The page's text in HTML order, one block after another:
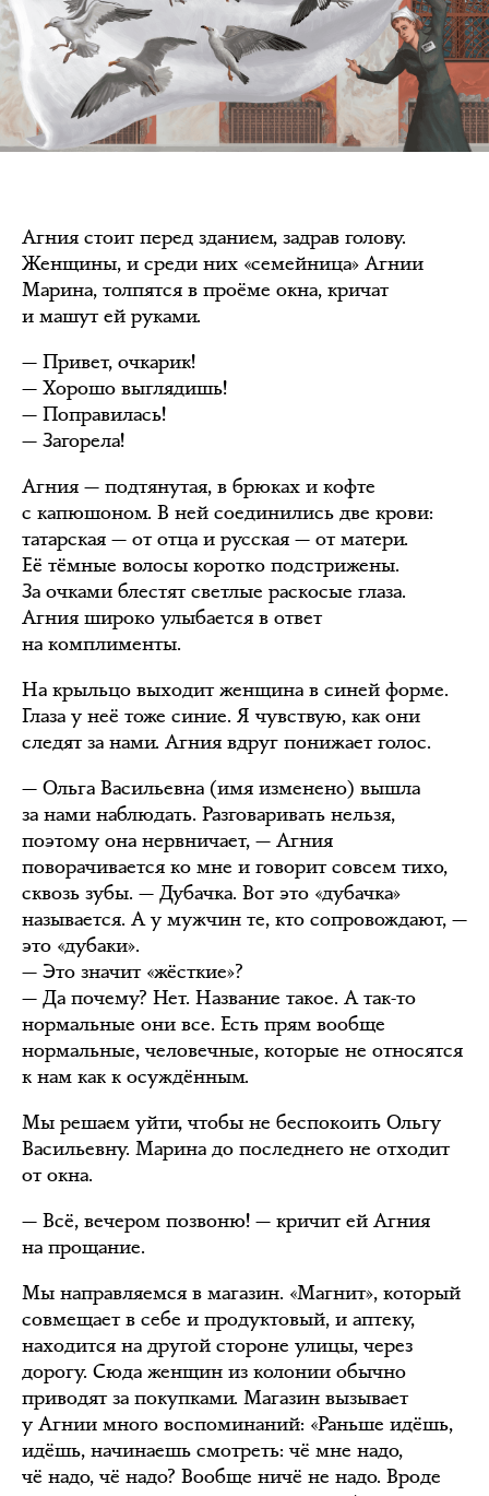
Агния стоит перед зданием, задрав голову.
Женщины, и среди них «семейница» Агнии
Марина, толпятся в проёме окна, кричат
и машут ей руками.
— Привет, очкарик!
— Хорошо выглядишь!
— Поправилась!
— Загорела!
Агния — подтянутая, в брюках и кофте
с капюшоном. В ней соединились две крови:
татарская — от отца и русская — от матери.
Её тёмные волосы коротко подстрижены.
За очками блестят светлые раскосые глаза.
Агния широко улыбается в ответ
на комплименты.
На крыльцо выходит женщина в синей форме.
Глаза у неё тоже синие. Я чувствую, как они
следят за нами. Агния вдруг понижает голос.
— Ольга Васильевна (имя изменено) вышла
за нами наблюдать. Разговаривать нельзя,
поэтому она нервничает, — Агния
поворачивается ко мне и говорит совсем тихо,
сквозь зубы. — Дубачка. Вот это «дубачка»
называется. А у мужчин те, кто сопровождают, —
это «дубаки».
— Это значит «жёсткие»?
— Да почему? Нет. Название такое. А так-то
нормальные они все. Есть прям вообще
нормальные, человечные, которые не относятся
к нам как к осуждённым.
Мы решаем уйти, чтобы не беспокоить Ольгу
Васильевну. Марина до последнего не отходит
от окна.
— Всё, вечером позвоню! — кричит ей Агния
на прощание.
Мы направляемся в магазин. «Магнит», который
совмещает в себе и продуктовый, и аптеку,
находится на другой стороне улицы, через
дорогу. Сюда женщин из колонии обычно
приводят за покупками. Магазин вызывает
у Агнии много воспоминаний: «Раньше идёшь,
идёшь, начинаешь смотреть: чё мне надо,
чё надо, чё надо? Вообще ничё не надо. Вроде